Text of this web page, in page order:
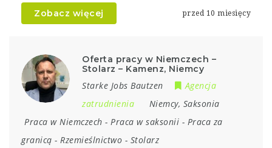
Zobacz więcej przed 10 miesięcy
Oferta pracy w Niemczech –
Stolarz – Kamenz, Niemcy
Starke Jobs Bautzen
Agencja
zatrudnienia
Niemcy, Saksonia
Praca w Niemczech - Praca w saksonii - Praca za
granicą - Rzemieślnictwo - Stolarz